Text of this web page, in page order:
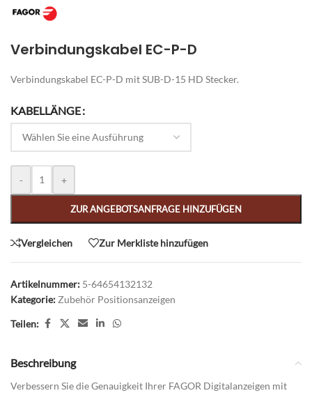
Verbindungskabel EC-P-D
Verbindungskabel EC-P-D mit SUB-D-15 HD Stecker.
KABELLÄNGE
- +
ZUR ANGEBOTSANFRAGE HINZUFÜGEN
Alternative:
Vergleichen Zur Merkliste hinzufügen
Artikelnummer: 5-64654132132
Kategorie: Zubehör Positionsanzeigen
Teilen:
Beschreibung
Verbessern Sie die Genauigkeit Ihrer FAGOR Digitalanzeigen mit